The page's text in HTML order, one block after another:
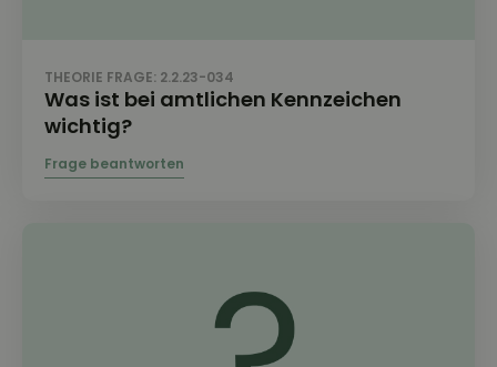
THEORIE FRAGE: 2.2.23-034
Was ist bei amtlichen Kennzeichen
wichtig?